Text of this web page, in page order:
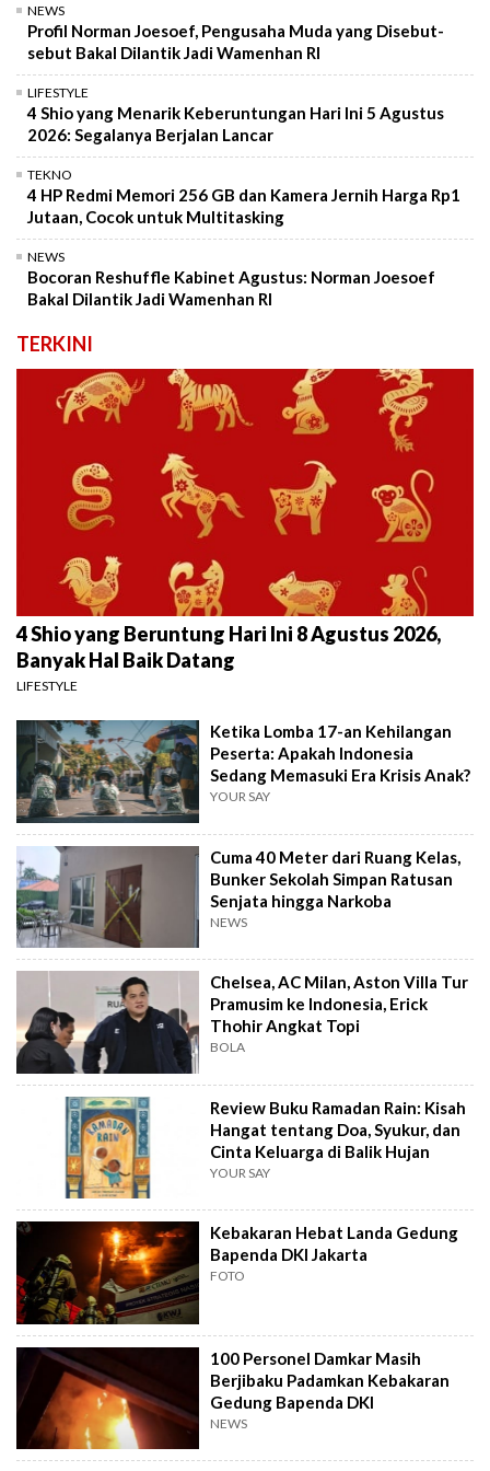
NEWS
Profil Norman Joesoef, Pengusaha Muda yang Disebut-
sebut Bakal Dilantik Jadi Wamenhan RI
LIFESTYLE
4 Shio yang Menarik Keberuntungan Hari Ini 5 Agustus
2026: Segalanya Berjalan Lancar
TEKNO
4 HP Redmi Memori 256 GB dan Kamera Jernih Harga Rp1
Jutaan, Cocok untuk Multitasking
NEWS
Bocoran Reshuffle Kabinet Agustus: Norman Joesoef
Bakal Dilantik Jadi Wamenhan RI
TERKINI
4 Shio yang Beruntung Hari Ini 8 Agustus 2026,
Banyak Hal Baik Datang
LIFESTYLE
Ketika Lomba 17-an Kehilangan
Peserta: Apakah Indonesia
Sedang Memasuki Era Krisis Anak?
YOUR SAY
Cuma 40 Meter dari Ruang Kelas,
Bunker Sekolah Simpan Ratusan
Senjata hingga Narkoba
NEWS
Chelsea, AC Milan, Aston Villa Tur
Pramusim ke Indonesia, Erick
Thohir Angkat Topi
BOLA
Review Buku Ramadan Rain: Kisah
Hangat tentang Doa, Syukur, dan
Cinta Keluarga di Balik Hujan
YOUR SAY
Kebakaran Hebat Landa Gedung
Bapenda DKI Jakarta
FOTO
100 Personel Damkar Masih
Berjibaku Padamkan Kebakaran
Gedung Bapenda DKI
NEWS